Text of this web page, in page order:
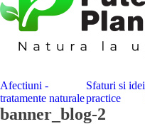
Afectiuni -
tratamente naturale
Sfaturi si idei
practice
banner_blog-2